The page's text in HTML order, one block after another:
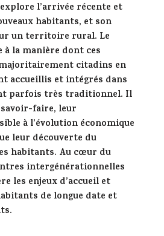
l’arrivée récente et
habitants, et son
un territoire rural. Le
à la manière dont ces
citadins en
accueillis et intégrés dans
parfois très traditionnel. Il
faire, leur
à l’évolution économique
leur découverte du
habitants. Au cœur du
intergénérationnelles
les enjeux d’accueil et
de longue date et